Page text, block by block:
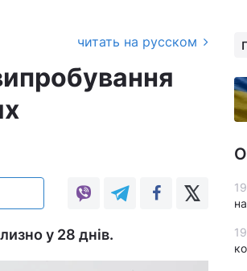
читать на русском
у 28 днів.